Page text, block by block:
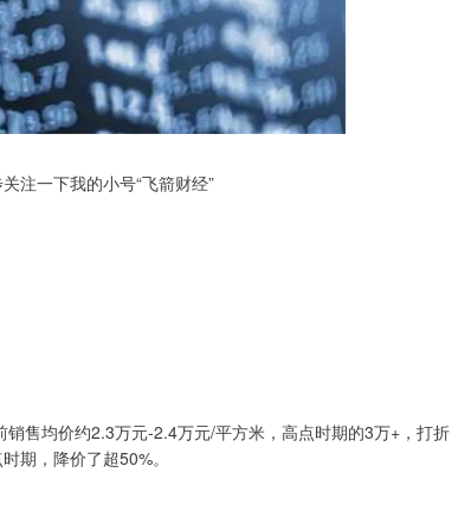
注一下我的小号“飞箭财经”
售均价约2.3万元-2.4万元/平方米，高点时期的3万+，打折
期，降价了超50%。